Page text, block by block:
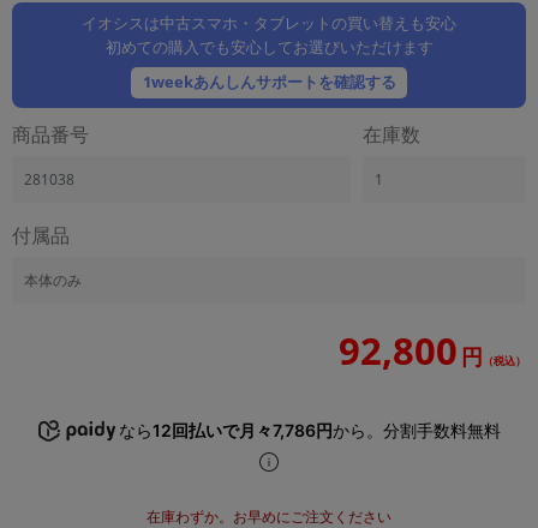
イオシスは中古スマホ・タブレットの買い替えも安心
初めての購入でも安心してお選びいただけます
1weekあんしんサポートを確認する
商品番号
281038
在庫数
1
付属品
本体のみ
92,800 円 （税込）
なら12回払いで月々7,786円から。分割手数料無料
在庫わずか。お早めにご注文ください
メーカー
製造、販売メーカーの絞り込み
「Apple」「SONY」「SHARP」など
商品の搭載機能による絞り込み
ドライブの絞り込み
ランク
OS